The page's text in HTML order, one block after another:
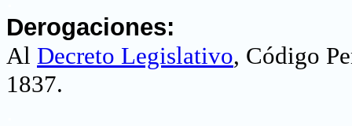
Derogaciones:
Al Decreto Legislativo, Código
1837.